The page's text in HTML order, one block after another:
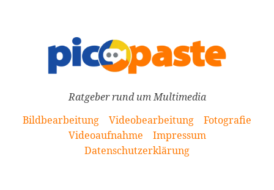
Ratgeber rund um Multimedia
Bildbearbeitung
Videobearbeitung
Fotografie
Videoaufnahme
Impressum
Datenschutzerklärung